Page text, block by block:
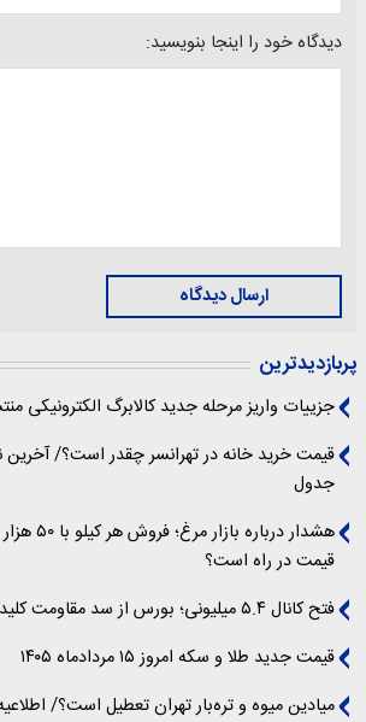
دیدگاه خود را اینجا بنویسید:
ارسال دیدگاه
پربازدیدترین
جزییات واریز مرحله جدید کالابرگ الکترونیکی
قیمت خرید خانه در تهرانسر چقدر است؟/ آخرین
جدول
هشدار
قیمت در راه است؟
فتح کانال ۵.۴ میلیونی؛ بورس از سد مقاومت کلیدی عبور کرد
قیمت جدید طلا و سکه امروز ۱۵ مردادماه ۱۴۰۵
میادین میوه و تره‌بار تهران تعطیل است؟/